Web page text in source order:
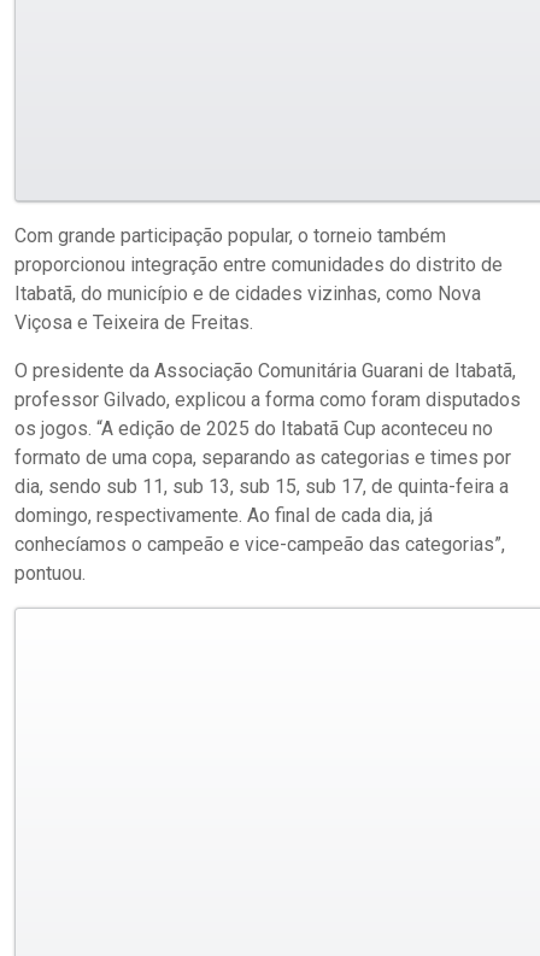
Com grande participação popular, o torneio também
proporcionou integração entre comunidades do distrito de
Itabatã, do município e de cidades vizinhas, como Nova
Viçosa e Teixeira de Freitas.
O presidente da Associação Comunitária Guarani de Itabatã,
professor Gilvado, explicou a forma como foram disputados
os jogos. “A edição de 2025 do Itabatã Cup aconteceu no
formato de uma copa, separando as categorias e times por
dia, sendo sub 11, sub 13, sub 15, sub 17, de quinta-feira a
domingo, respectivamente. Ao final de cada dia, já
conhecíamos o campeão e vice-campeão das categorias”,
pontuou.